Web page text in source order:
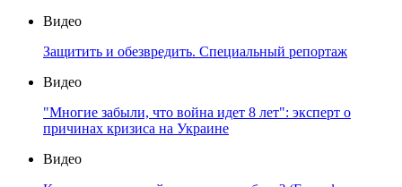
Видео
Защитить и обезвредить. Специальный репортаж
Видео
"Многие забыли, что война идет 8 лет": эксперт о
причинах кризиса на Украине
Видео